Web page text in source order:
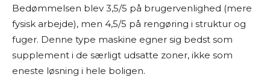
Bedømmelsen blev 3,5/5 på brugervenlighed (mere
fysisk arbejde), men 4,5/5 på rengøring i struktur og
fuger. Denne type maskine egner sig bedst som
supplement i de særligt udsatte zoner, ikke som
eneste løsning i hele boligen.